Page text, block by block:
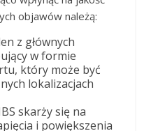
objawów należą:
z głównych
w formie
który może być
lokalizacjach
skarży się na
i powiększenia